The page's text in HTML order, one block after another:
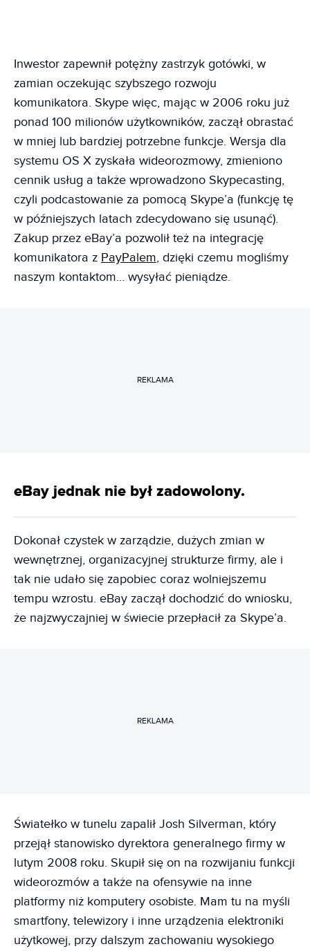
Inwestor zapewnił potężny zastrzyk gotówki, w
zamian oczekując szybszego rozwoju
komunikatora. Skype więc, mając w 2006 roku już
ponad 100 milionów użytkowników, zaczął obrastać
w mniej lub bardziej potrzebne funkcje. Wersja dla
systemu OS X zyskała wideorozmowy, zmieniono
cennik usług a także wprowadzono Skypecasting,
czyli podcastowanie za pomocą Skype’a (funkcję tę
w późniejszych latach zdecydowano się usunąć).
Zakup przez eBay’a pozwolił też na integrację
komunikatora z PayPalem, dzięki czemu mogliśmy
naszym kontaktom… wysyłać pieniądze.
REKLAMA
eBay jednak nie był zadowolony.
Dokonał czystek w zarządzie, dużych zmian w
wewnętrznej, organizacyjnej strukturze firmy, ale i
tak nie udało się zapobiec coraz wolniejszemu
tempu wzrostu. eBay zaczął dochodzić do wniosku,
że najzwyczajniej w świecie przepłacił za Skype’a.
REKLAMA
Światełko w tunelu zapalił Josh Silverman, który
przejął stanowisko dyrektora generalnego firmy w
lutym 2008 roku. Skupił się on na rozwijaniu funkcji
wideorozmów a także na ofensywie na inne
platformy niż komputery osobiste. Mam tu na myśli
smartfony, telewizory i inne urządzenia elektroniki
użytkowej, przy dalszym zachowaniu wysokiego